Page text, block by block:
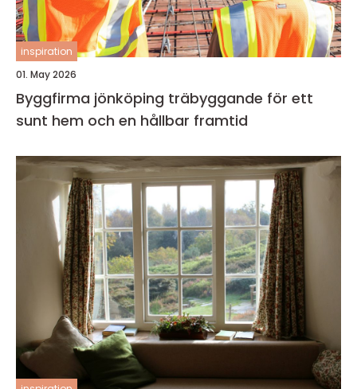
inspiration
01. May 2026
Byggfirma jönköping träbyggande för ett
sunt hem och en hållbar framtid